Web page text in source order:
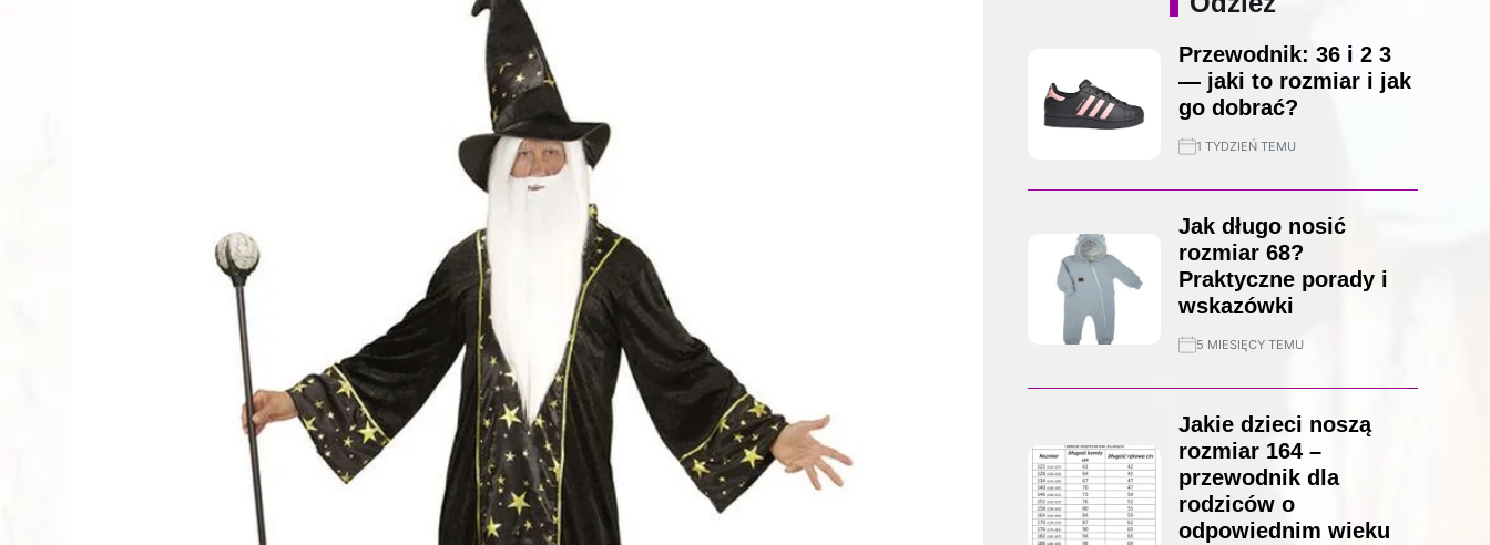
Przewodnik: 36 i 2 3
— jaki to rozmiar i jak
go dobrać?
1 TYDZIEŃ TEMU
Jak długo nosić
rozmiar 68?
Praktyczne porady i
wskazówki
5 MIESIĘCY TEMU
Jakie dzieci noszą
rozmiar 164 –
przewodnik dla
rodziców o
odpowiednim wieku